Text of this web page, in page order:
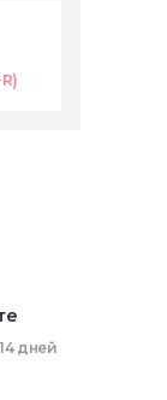
дней